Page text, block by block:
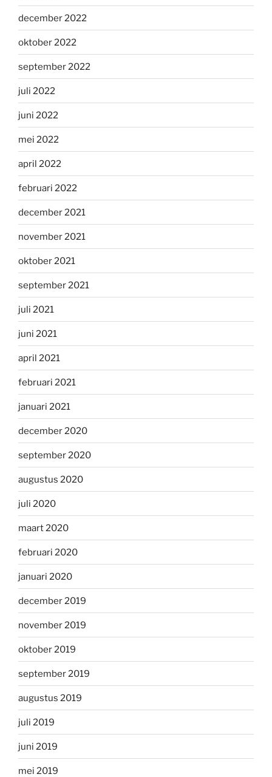
december 2022
oktober 2022
september 2022
juli 2022
juni 2022
mei 2022
april 2022
februari 2022
december 2021
november 2021
oktober 2021
september 2021
juli 2021
juni 2021
april 2021
februari 2021
januari 2021
december 2020
september 2020
augustus 2020
juli 2020
maart 2020
februari 2020
januari 2020
december 2019
november 2019
oktober 2019
september 2019
augustus 2019
juli 2019
juni 2019
mei 2019